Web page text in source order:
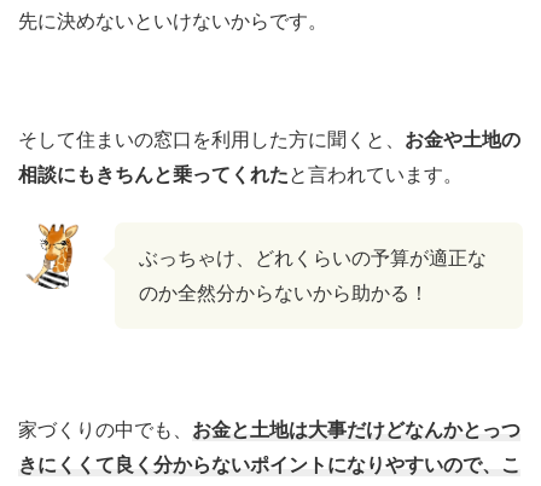
先に決めないといけないからです。
そして住まいの窓口を利用した方に聞くと、 お金や土地の
相談にもきちんと乗ってくれたと言われています。
ぶっちゃけ、どれくらいの予算が適正な
のか全然分からないから助かる！
家づくりの中でも、 お金と土地は大事だけどなんかとっつ
きにくくて良く分からないポイントになりやすいので、こ